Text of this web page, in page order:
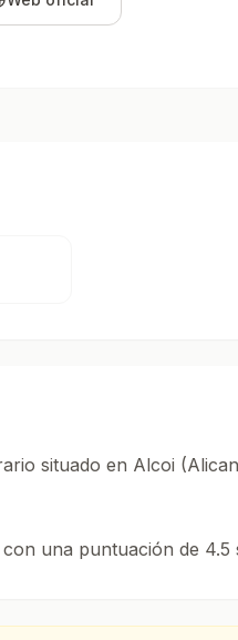
situado en Alcoi
una puntuación de